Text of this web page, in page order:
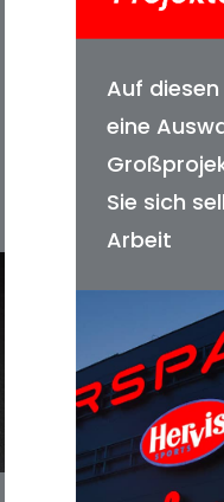
Auf
eine
Sie sich
Arbeit